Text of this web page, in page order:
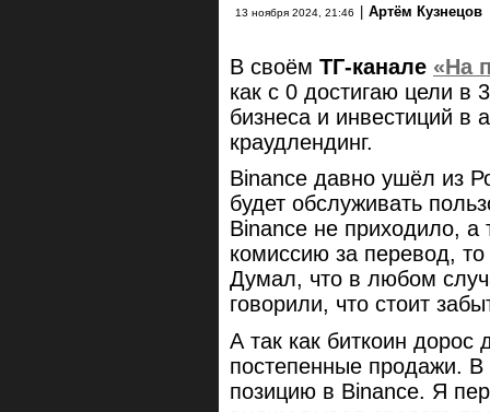
13 ноября 2024, 21:46 Артём Кузнецов
В своём ТГ-канале «На
как с 0 достигаю цели
бизнеса и инвестиций в
краудлендинг.
Binance давно ушёл из
будет обслуживать
Binance не приходило, а
комиссию за перевод,
Думал, что в любом
говорили, что стоит
А так как биткоин
постепенные продажи. В
позицию в Binance. Я